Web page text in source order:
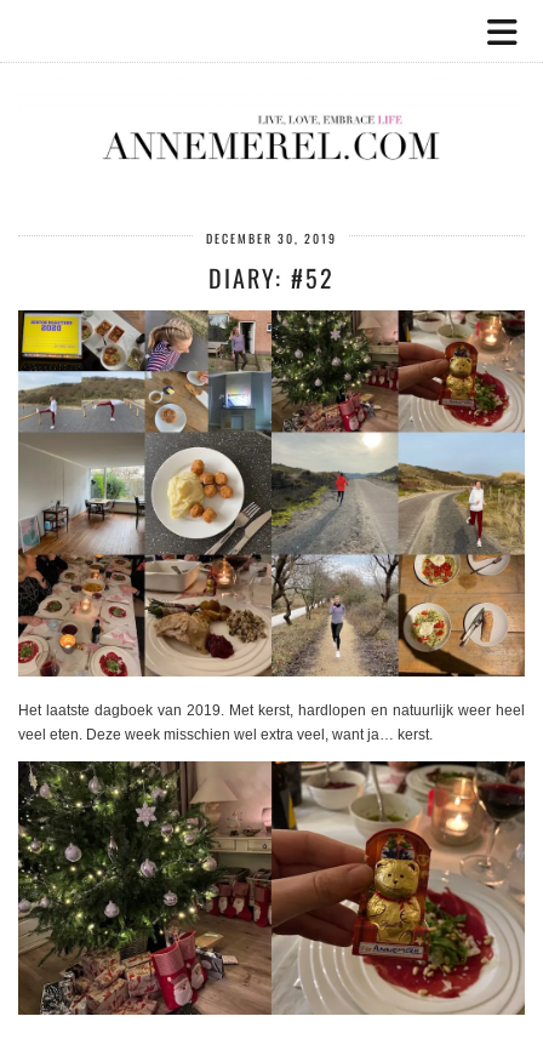
DECEMBER 30, 2019
DIARY: #52
Het laatste dagboek van 2019. Met kerst, hardlopen en natuurlijk weer heel
veel eten. Deze week misschien wel extra veel, want ja… kerst.